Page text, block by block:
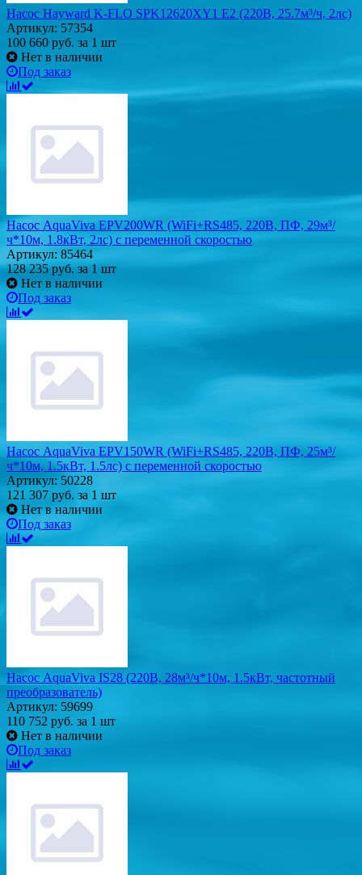
Насос Hayward K-FLO SPK12620XY1 E2 (220В, 25.7м³/ч, 2лс)
Артикул: 57354
100 660 руб. за 1 шт
Нет в наличии
Под заказ
Насос AquaViva EPV200WR (WiFi+RS485, 220В, ПФ, 29м³/
ч*10м, 1.8кВт, 2лс) с переменной скоростью
Артикул: 85464
128 235руб.за 1 шт
Нет в наличии
Под заказ
Насос AquaViva EPV150WR (WiFi+RS485, 220В, ПФ, 25м³/
ч*10м, 1.5кВт, 1.5лс) с переменной скоростью
Артикул: 50228
121 307 руб. за 1 шт
Нет в наличии
Под заказ
Насос AquaViva IS28 (220В, 28м³/ч*10м, 1.5кВт, частотный
преобразователь)
Артикул: 59699
110 752 руб. за 1 шт
Нет в наличии
Под заказ